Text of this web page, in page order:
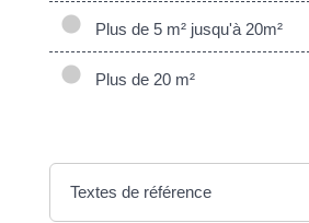
Plus de 5 m² jusqu'à 20m²
Plus de 20 m²
Textes de référence